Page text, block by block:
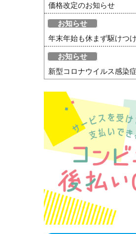
価格改定のお知らせ
お知らせ
年末年始も休まず駆けつ
お知らせ
新型コロナウイルス感染